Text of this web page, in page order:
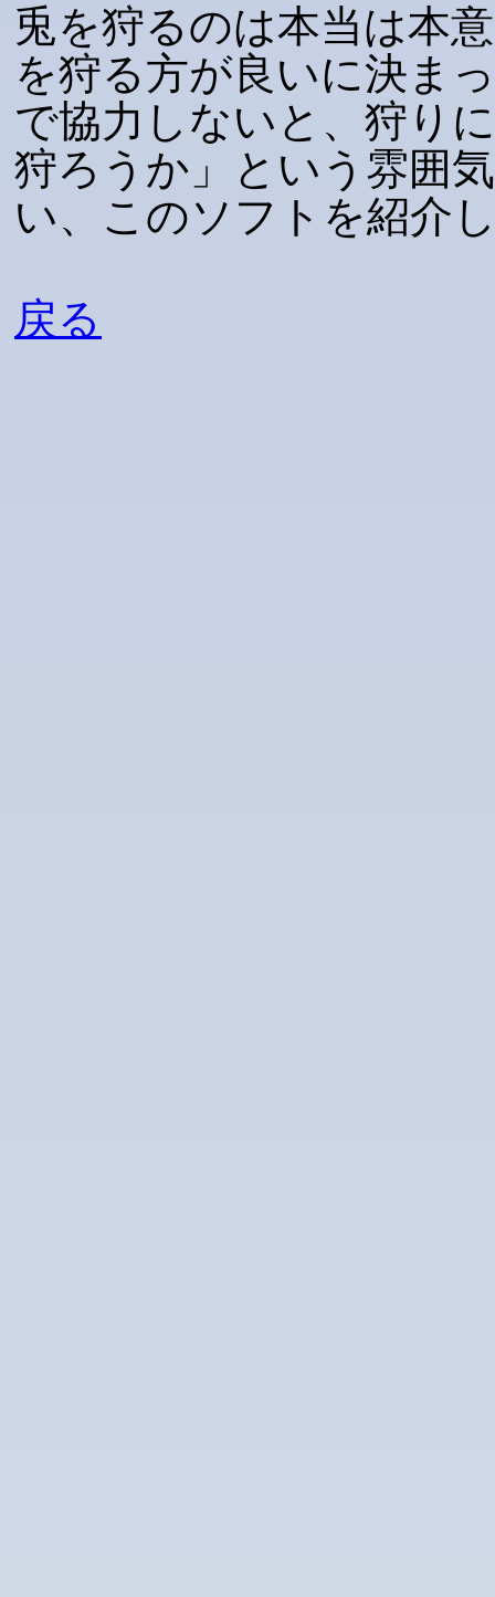
兎を狩るのは本当は本
を狩る方が良いに決ま
で協力しないと、狩り
狩ろうか」という雰囲
い、このソフトを紹介
戻る